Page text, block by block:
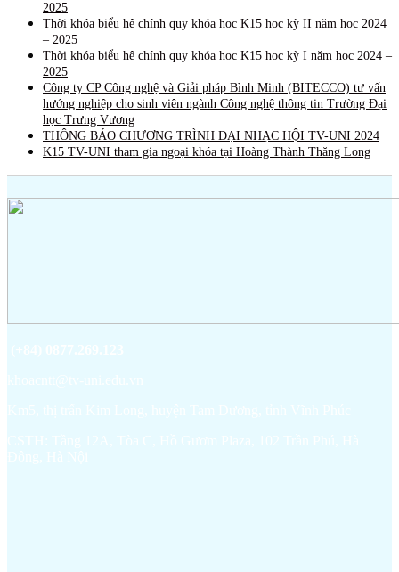
2025
Thời khóa biểu hệ chính quy khóa học K15 học kỳ II năm học 2024
– 2025
Thời khóa biểu hệ chính quy khóa học K15 học kỳ I năm học 2024 –
2025
Công ty CP Công nghệ và Giải pháp Bình Minh (BITECCO) tư vấn
hướng nghiệp cho sinh viên ngành Công nghệ thông tin Trường Đại
học Trưng Vương
THÔNG BÁO CHƯƠNG TRÌNH ĐẠI NHẠC HỘI TV-UNI 2024
K15 TV-UNI tham gia ngoại khóa tại Hoàng Thành Thăng Long